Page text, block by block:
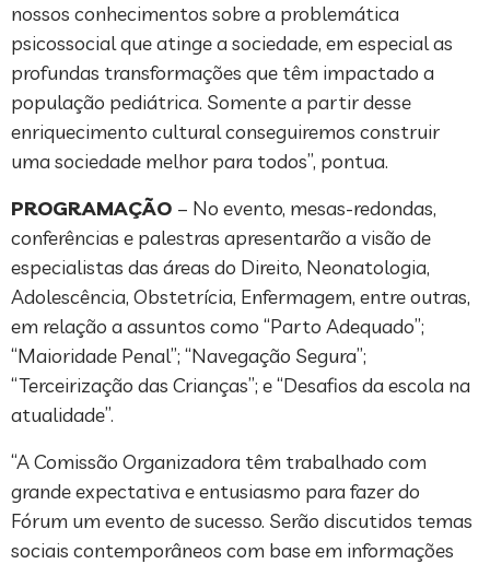
nossos conhecimentos sobre a problemática
psicossocial que atinge a sociedade, em especial as
profundas transformações que têm impactado a
população pediátrica. Somente a partir desse
enriquecimento cultural conseguiremos construir
uma sociedade melhor para todos”, pontua.
PROGRAMAÇÃO – No evento, mesas-redondas,
conferências e palestras apresentarão a visão de
especialistas das áreas do Direito, Neonatologia,
Adolescência, Obstetrícia, Enfermagem, entre outras,
em relação a assuntos como “Parto Adequado”;
“Maioridade Penal”; “Navegação Segura”;
“Terceirização das Crianças”; e “Desafios da escola na
atualidade”.
“A Comissão Organizadora têm trabalhado com
grande expectativa e entusiasmo para fazer do
Fórum um evento de sucesso. Serão discutidos temas
sociais contemporâneos com base em informações